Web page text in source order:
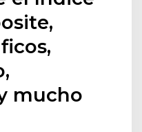
mucho